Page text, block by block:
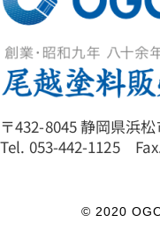
〒432-8045 静岡県浜
Tel. 053-442-1125
© 2020